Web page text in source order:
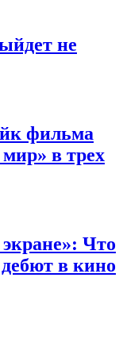
не
фильма
в трех
Что
в кино